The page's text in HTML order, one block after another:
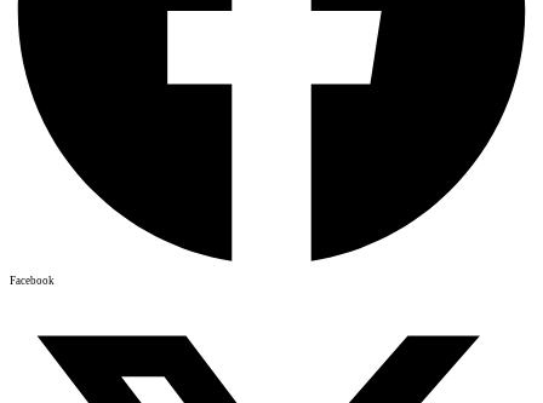
Facebook